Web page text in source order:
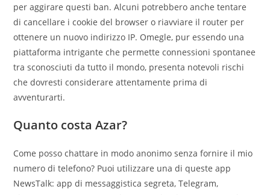
per aggirare questi ban. Alcuni potrebbero anche tentare
di cancellare i cookie del browser o riavviare il router per
ottenere un nuovo indirizzo IP. Omegle, pur essendo una
piattaforma intrigante che permette connessioni spontanee
tra sconosciuti da tutto il mondo, presenta notevoli rischi
che dovresti considerare attentamente prima di
avventurarti.
Quanto costa Azar?
Come posso chattare in modo anonimo senza fornire il mio
numero di telefono? Puoi utilizzare una di queste app
NewsTalk: app di messaggistica segreta, Telegram,